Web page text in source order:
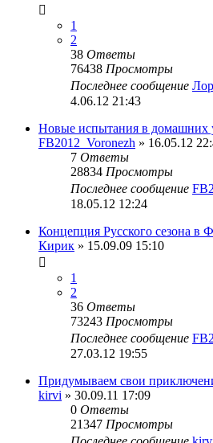
1
2
38 Ответы
76438 Просмотры
Последнее сообщение
4.06.12 21:43
Новые испытания в домашних
FB2012_Voronezh » 16.05.12
7 Ответы
28834 Просмотры
Последнее сообщение
18.05.12 12:24
Концепция Русского сезона в
Кирик » 15.09.09 15:10
1
2
36 Ответы
73243 Просмотры
Последнее сообщение
27.03.12 19:55
Придумываем свои
kirvi » 30.09.11 17:09
0 Ответы
21347 Просмотры